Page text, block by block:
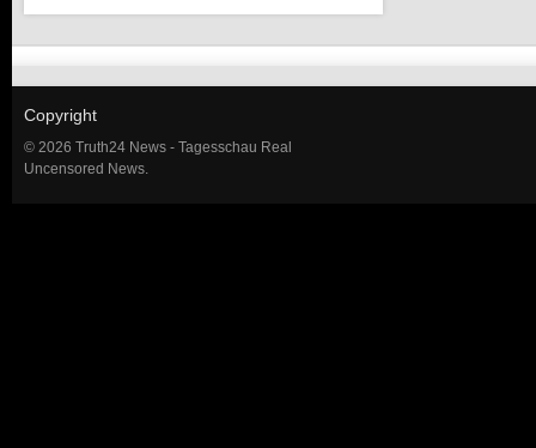
Copyright
© 2026 Truth24 News - Tagesschau Real
Uncensored News.